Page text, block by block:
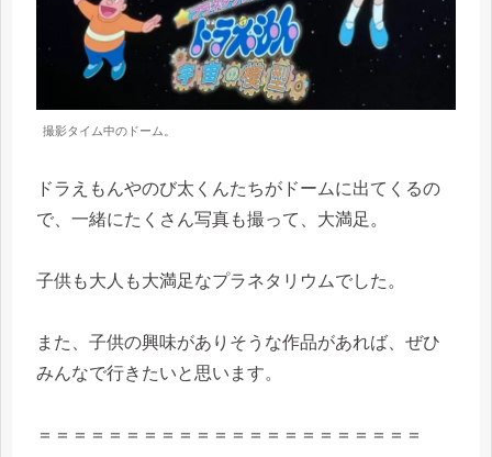
撮影タイム中のドーム。
ドラえもんやのび太くんたちがドームに出てくるの
で、一緒にたくさん写真も撮って、大満足。
子供も大人も大満足なプラネタリウムでした。
また、子供の興味がありそうな作品があれば、ぜひ
みんなで行きたいと思います。
＝＝＝＝＝＝＝＝＝＝＝＝＝＝＝＝＝＝＝＝＝＝